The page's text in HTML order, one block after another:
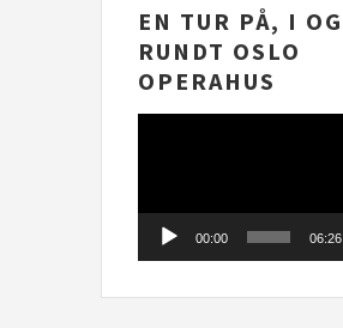
EN TUR PÅ, I OG
RUNDT OSLO
OPERAHUS
00:00 06:26